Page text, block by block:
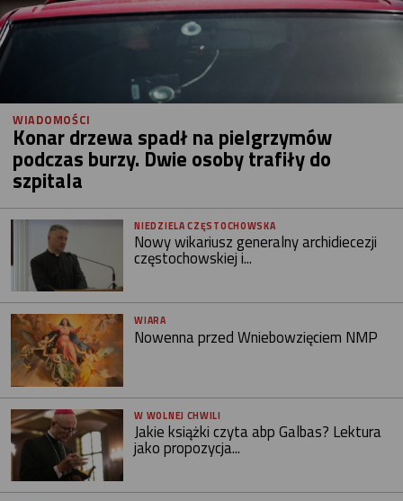
WIADOMOŚCI
Konar drzewa spadł na pielgrzymów
podczas burzy. Dwie osoby trafiły do
szpitala
NIEDZIELA CZĘSTOCHOWSKA
Nowy wikariusz generalny archidiecezji
częstochowskiej i...
WIARA
Nowenna przed Wniebowzięciem NMP
W WOLNEJ CHWILI
Jakie książki czyta abp Galbas? Lektura
jako propozycja...